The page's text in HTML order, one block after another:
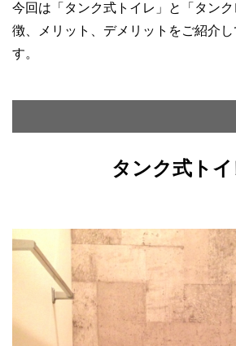
今回は「タンク式トイレ」と「タン
徴、メリット、デメリットをご紹介
す。
タンク式トイ